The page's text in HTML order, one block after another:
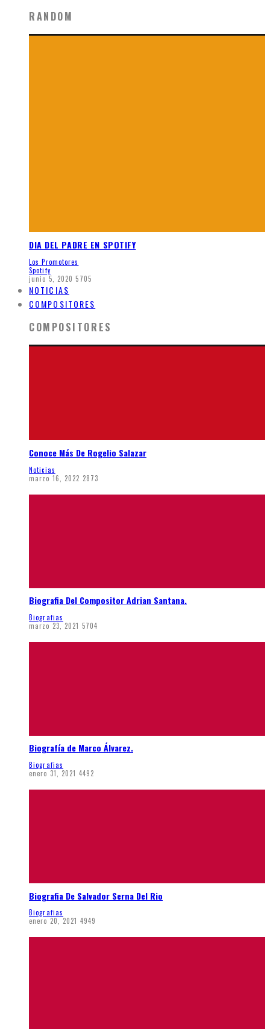
RANDOM
DIA DEL PADRE EN SPOTIFY
Los Promotores
Spotify
junio 5, 2020 5705
NOTICIAS
COMPOSITORES
COMPOSITORES
Conoce Más De Rogelio Salazar
Noticias
marzo 16, 2022 2873
Biografia Del Compositor Adrian Santana.
Biografias
marzo 23, 2021 5704
Biografía de Marco Álvarez.
Biografias
enero 31, 2021 4492
Biografia De Salvador Serna Del Rio
Biografias
enero 20, 2021 4949